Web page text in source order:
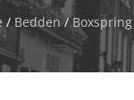
/ Bedden/Boxspring